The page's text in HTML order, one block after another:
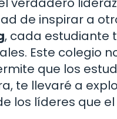
de inspirar a
, cada estudiante
Este colegio
que los
te llevaré a
los líderes que